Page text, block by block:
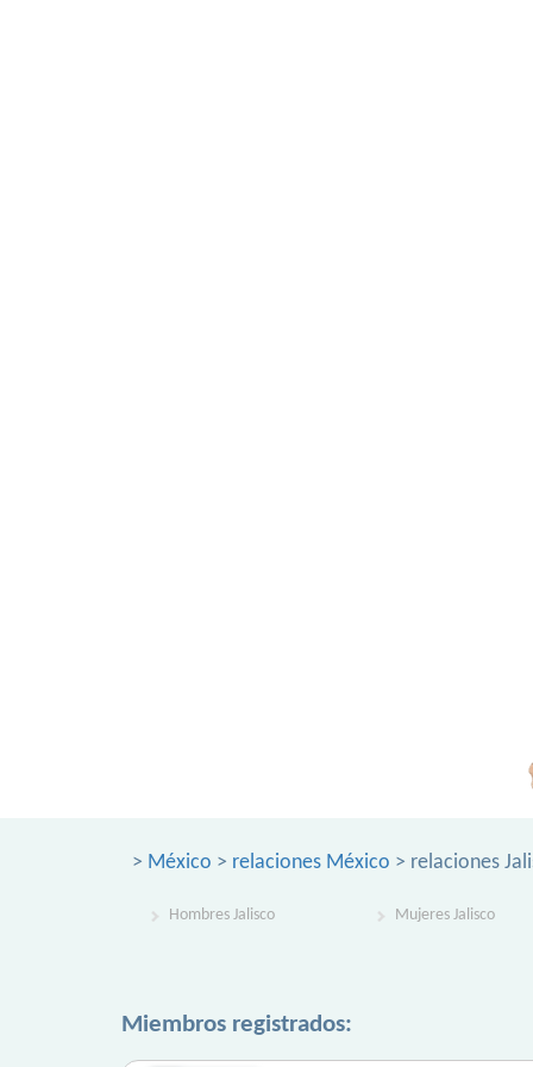
> México > relaciones México > relaciones
Hombres Jalisco Mujeres Jalisco
Miembros registrados: